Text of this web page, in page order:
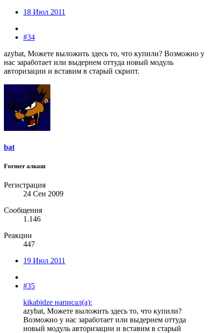
18 Июл 2011
#34
azybat, Можете выложить здесь то, что купили? Возможно у
нас заработает или выдернем оттуда новый модуль
авторизации и вставим в старый скрипт.
bat
Former алкаш
Регистрация
24 Сен 2009
Сообщения
1.146
Реакции
447
19 Июл 2011
#35
kikabidze написал(а):
azybat, Можете выложить здесь то, что купили?
Возможно у нас заработает или выдернем оттуда
новый модуль авторизации и вставим в старый